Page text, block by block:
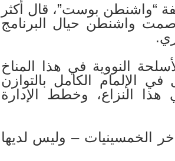
“واشنطن بوست”، قال أكثر
واشنطن حيال البرنامج
النووية في هذا المناخ
الإلمام الكامل بالتوازن
النزاع، وخطط الإدارة
الخمسينيات – وليس لديها